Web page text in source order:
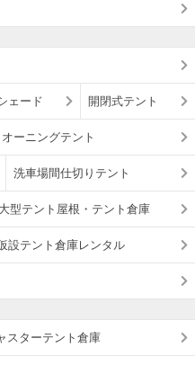
ェード 開閉式テント
オーニングテント
洗車場間仕切りテント
大型テント屋根・テント倉庫
設テント倉庫レンタル
スターテント倉庫